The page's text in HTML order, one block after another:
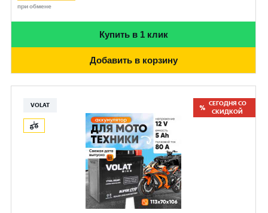
при обмене
Купить в 1 клик
Добавить в корзину
VOLAT
СЕГОДНЯ СО
СКИДКОЙ